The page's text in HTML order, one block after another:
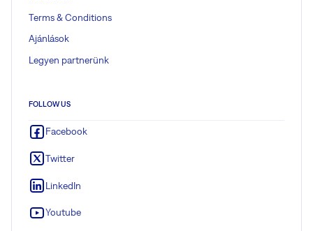
Terms & Conditions
Ajánlások
Legyen partnerünk
FOLLOW US
Facebook
Twitter
LinkedIn
Youtube